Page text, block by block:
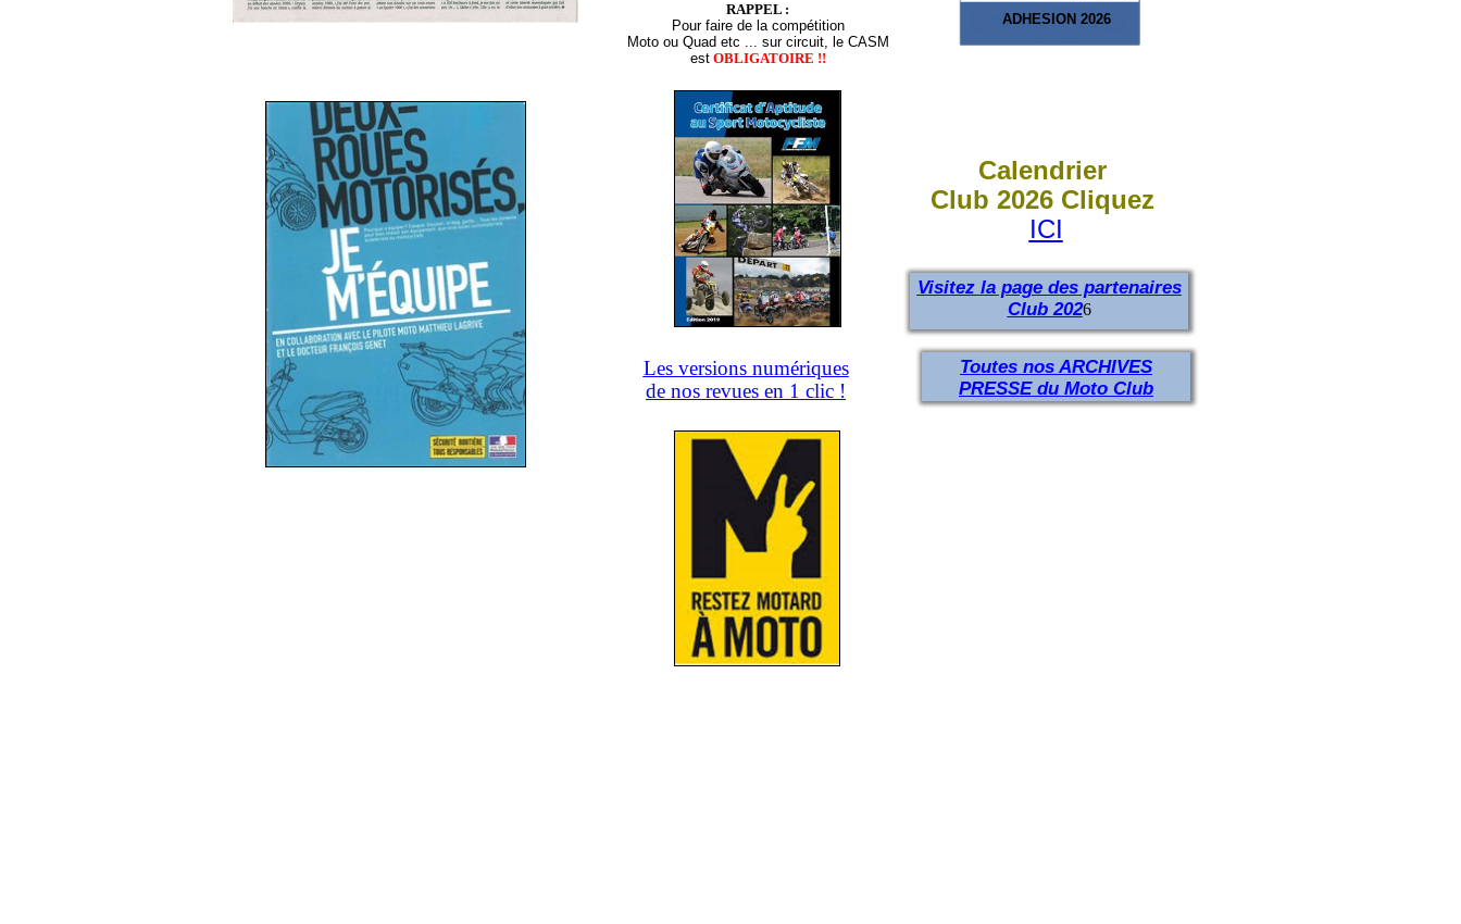
Visitez la page des partenaires
Club 2026
Toutes nos ARCHIVES
PRESSE du Moto Club
Les versions numériques
de nos revues en 1 clic !
RAPPEL :
Pour faire de la compétition
Moto ou Quad etc ... sur circuit, le CASM
est OBLIGATOIRE !!
ADHESION 2026
Calendrier
Club 2026 Cliquez
ICI